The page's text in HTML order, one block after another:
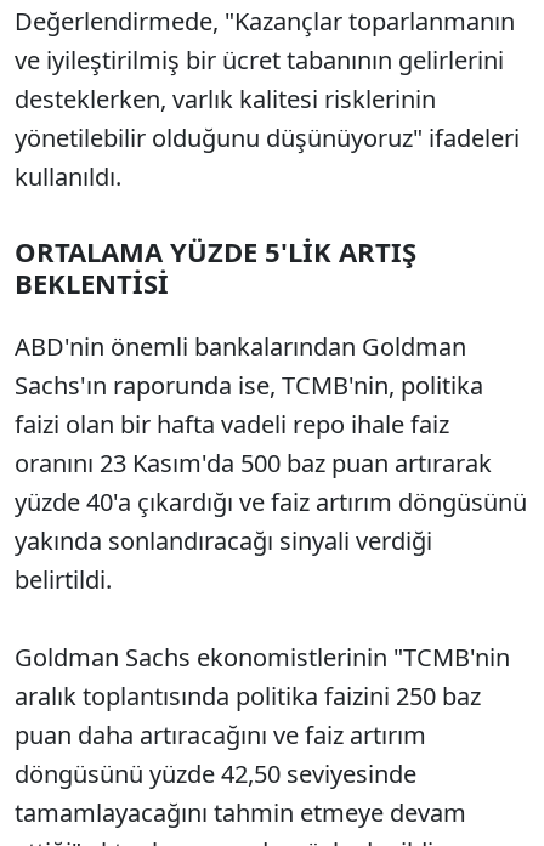
Değerlendirmede, "Kazançlar toparlanmanın
ve iyileştirilmiş bir ücret tabanının gelirlerini
desteklerken, varlık kalitesi risklerinin
yönetilebilir olduğunu düşünüyoruz" ifadeleri
kullanıldı.
ORTALAMA YÜZDE 5'LİK ARTIŞ
BEKLENTİSİ
ABD'nin önemli bankalarından Goldman
Sachs'ın raporunda ise, TCMB'nin, politika
faizi olan bir hafta vadeli repo ihale faiz
oranını 23 Kasım'da 500 baz puan artırarak
yüzde 40'a çıkardığı ve faiz artırım döngüsünü
yakında sonlandıracağı sinyali verdiği
belirtildi.
Goldman Sachs ekonomistlerinin "TCMB'nin
aralık toplantısında politika faizini 250 baz
puan daha artıracağını ve faiz artırım
döngüsünü yüzde 42,50 seviyesinde
tamamlayacağını tahmin etmeye devam